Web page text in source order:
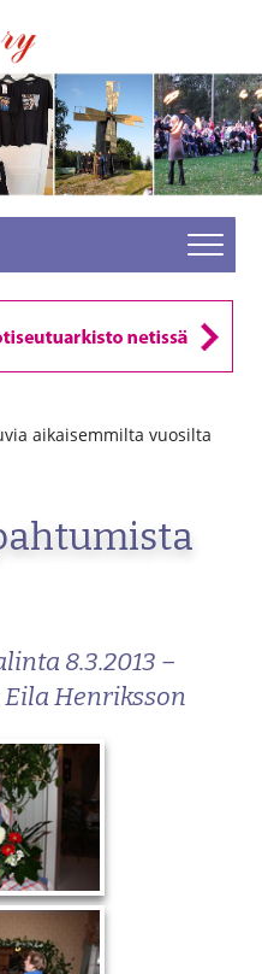
aikaisemmilta vuosilta
8.3.2013 –
Henriksson